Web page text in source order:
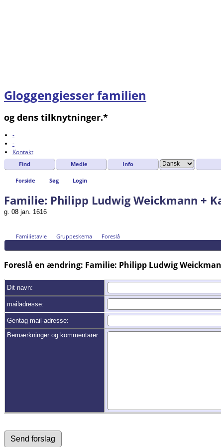
Gloggengiesser familien
og dens tilknytninger.*
-
-
Kontakt
Find Medie Info
Forside Søg Login
Familie: Philipp Ludwig Weickmann +
g. 08 jan. 1616
Familietavle Gruppeskema Foreslå
Foreslå en ændring: Familie: Philipp Ludwig
Dit navn:
mailadresse:
Gentag mail-adresse:
Bemærkninger og kommentarer: